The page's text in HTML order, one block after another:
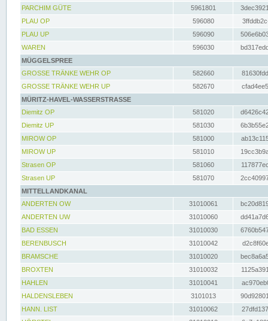
PARCHIM GÜTE
5961801
PLAU OP
596080
PLAU UP
596090
WAREN
596030
MÜGGELSPREE
GROSSE TRÄNKE WEHR OP
582660
GROSSE TRÄNKE WEHR UP
582670
MÜRITZ-HAVEL-WASSERSTRASSE
Diemitz OP
581020
Diemitz UP
581030
MIROW OP
581000
MIROW UP
581010
Strasen OP
581060
Strasen UP
581070
MITTELLANDKANAL
ANDERTEN OW
31010061
ANDERTEN UW
31010060
BAD ESSEN
31010030
BERENBUSCH
31010042
BRAMSCHE
31010020
BROXTEN
31010032
HAHLEN
31010041
HALDENSLEBEN
3101013
HANN. LIST
31010062